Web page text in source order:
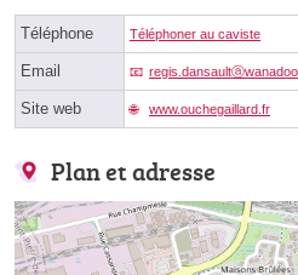
Téléphone Téléphoner au caviste
Email
Site web www.ouchegaillard.fr
Plan et adresse